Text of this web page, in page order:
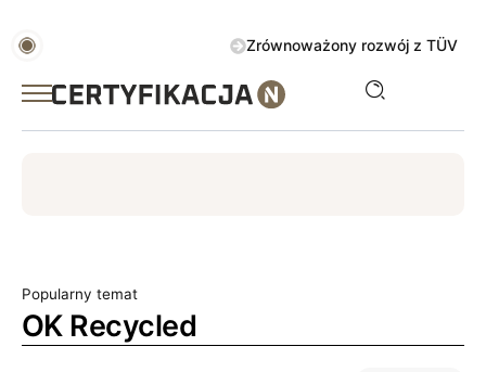
Zrównoważony rozwój z TÜV
Popularny temat
OK Recycled